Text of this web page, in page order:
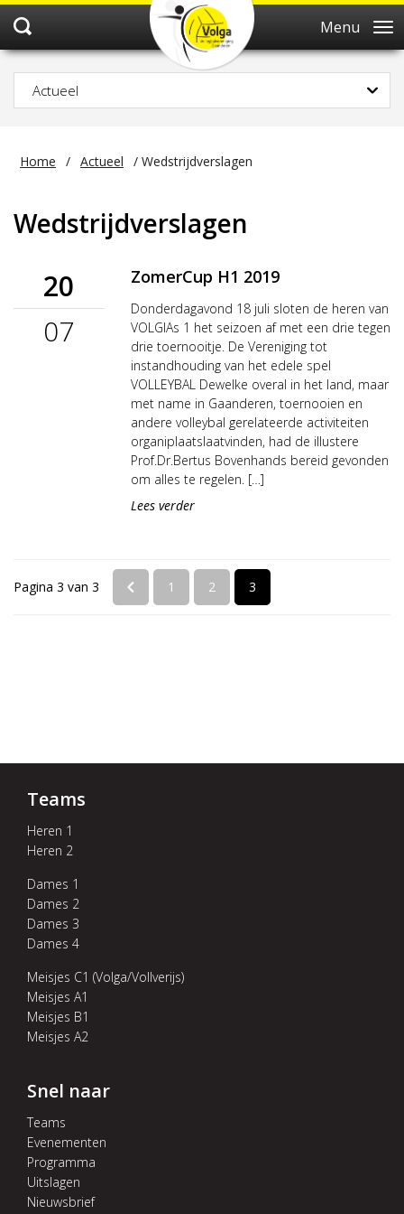
Menu
Actueel
Home / Actueel / Wedstrijdverslagen
Wedstrijdverslagen
20
07
ZomerCup H1 2019
Donderdagavond 18 juli sloten de heren van
VOLGlAs 1 het seizoen af met een drie tegen
drie toernooitje. De Vereniging tot
instandhouding van het edele spel
VOLLEYBAL Dewelke overal in het land, maar
met name in Gaanderen, toernooien en
andere volleybal gerelateerde activiteiten
organiplaatslaatvinden, had de illustere
Prof.Dr.Bertus Bovenhands bereid gevonden
om alles te regelen. […]
Lees verder
Pagina 3 van 3 1 2 3
Teams
Heren 1
Heren 2
Dames 1
Dames 2
Dames 3
Dames 4
Meisjes C1 (Volga/Vollverijs)
Meisjes A1
Meisjes B1
Meisjes A2
Snel naar
Teams
Evenementen
Programma
Uitslagen
Nieuwsbrief